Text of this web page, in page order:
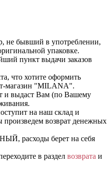
не бывший в употреблении,
упаковке.
пункт выдачи заказов
что хотите оформить
магазин "MILANA".
и выдаст Вам (по Вашему
на наш склад и
произведем возврат денежных
расходы берет на себя
в раздел возврата и